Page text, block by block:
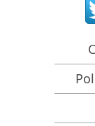
R-Studio :
non
veut pas